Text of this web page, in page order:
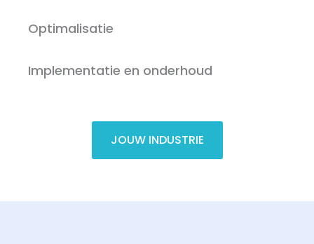
Optimalisatie
Implementatie en onderhoud
JOUW INDUSTRIE